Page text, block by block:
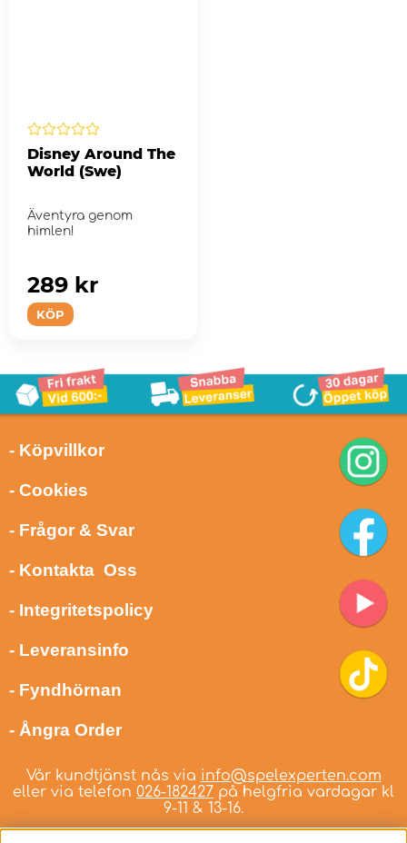
Disney Around The
World (Swe)
Äventyra genom
himlen!
KÖP
289 kr
- Köpvillkor
- Cookies
- Frågor & Svar
- Kontakta Oss
- Integritetspolicy
- Leveransinfo
- Fyndhörnan
- Ångra Order
Vår kundtjänst nås via info@spelexperten.com
eller via telefon 026-182427 på helgfria vardagar kl
9-11 & 13-16.